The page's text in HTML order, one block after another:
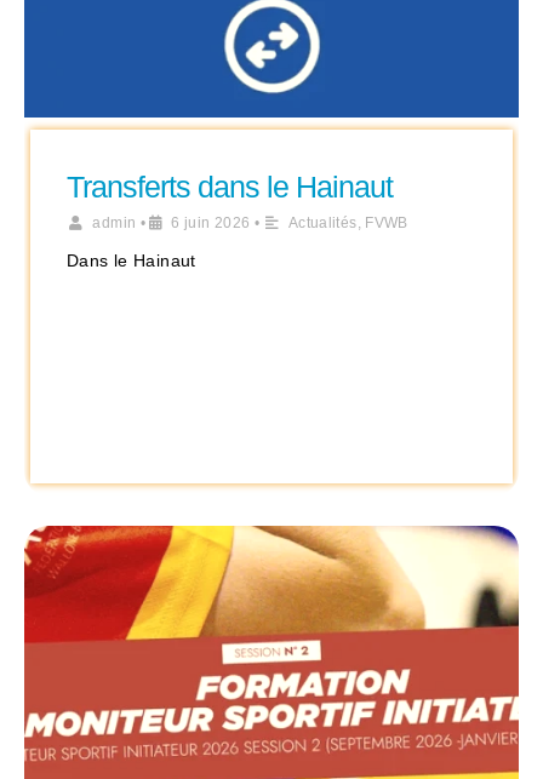
Transferts dans le Hainaut
admin • 6 juin 2026 • Actualités, FVWB
Dans le Hainaut